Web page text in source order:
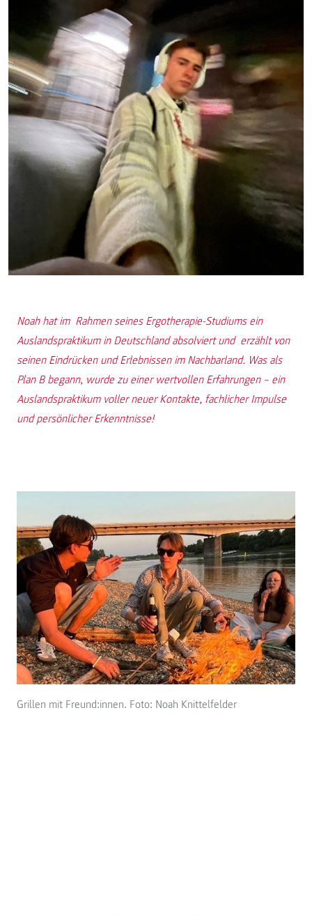
Noah hat im Rahmen seines Ergotherapie-Studiums ein
Auslandspraktikum in Deutschland absolviert und erzählt von
seinen Eindrücken und Erlebnissen im Nachbarland. Was als
Plan B begann, wurde zu einer wertvollen Erfahrungen – ein
Auslandspraktikum voller neuer Kontakte, fachlicher Impulse
und persönlicher Erkenntnisse!
Grillen mit Freund:innen. Foto: Noah Knittelfelder